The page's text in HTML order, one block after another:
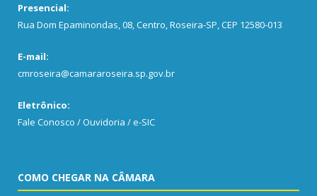
Presencial:
Rua Dom Epaminondas, 08, Centro, Roseira-SP, CEP 12580-013
E-mail:
cmroseira@camararoseira.sp.gov.br
Eletrônico:
Fale Conosco / Ouvidoria / e-SIC
COMO CHEGAR NA CÂMARA